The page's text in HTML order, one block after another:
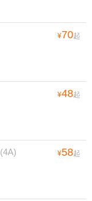
¥70起
¥48起
(4A) ¥58起